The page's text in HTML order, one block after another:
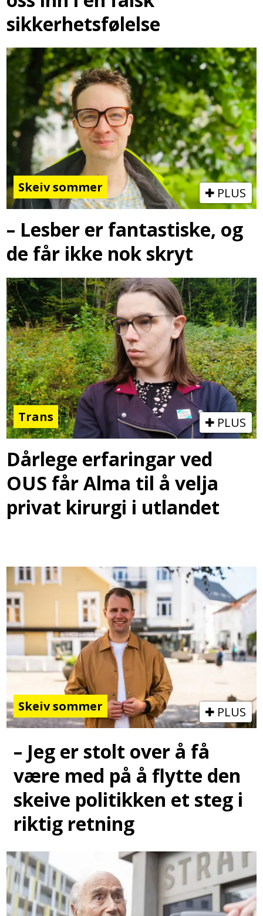
sikkerhetsfølelse
Skeiv sommer PLUS
– Lesber er fantastiske, og
de får ikke nok skryt
Trans PLUS
Dårlege erfaringar ved
OUS får Alma til å velja
privat kirurgi i utlandet
Skeiv sommer PLUS
– Jeg er stolt over å få
være med på å flytte den
skeive politikken et steg i
riktig retning